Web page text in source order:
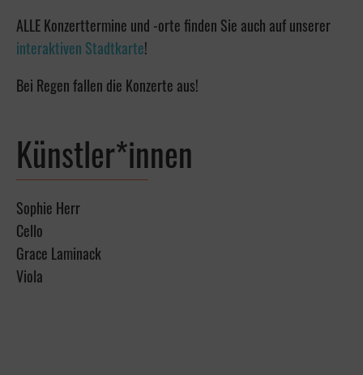
ALLE Konzerttermine und -orte finden Sie auch auf unserer
interaktiven Stadtkarte!
Bei Regen fallen die Konzerte aus!
Künstler*innen
Sophie Herr
Cello
Grace Laminack
Viola